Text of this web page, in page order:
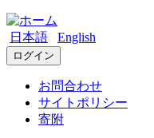
日本語 English
ログイン
お問合わせ
サイトポリシー
寄附